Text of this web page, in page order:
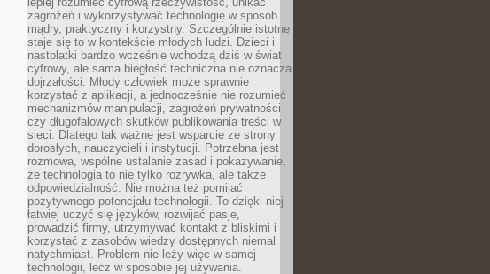
zagrożeń i wykorzystywać technologię w sposób
mądry, praktyczny i korzystny. Szczególnie istotne
staje się to w kontekście młodych ludzi. Dzieci i
nastolatki bardzo wcześnie wchodzą dziś w świat
cyfrowy, ale sama biegłość techniczna nie oznacza
dojrzałości. Młody człowiek może sprawnie
korzystać z aplikacji, a jednocześnie nie rozumieć
mechanizmów manipulacji, zagrożeń prywatności
czy długofalowych skutków publikowania treści w
sieci. Dlatego tak ważne jest wsparcie ze strony
dorosłych, nauczycieli i instytucji. Potrzebna jest
rozmowa, wspólne ustalanie zasad i pokazywanie,
że technologia to nie tylko rozrywka, ale także
odpowiedzialność. Nie można też pomijać
pozytywnego potencjału technologii. To dzięki niej
łatwiej uczyć się języków, rozwijać pasje,
prowadzić firmy, utrzymywać kontakt z bliskimi i
korzystać z zasobów wiedzy dostępnych niemal
natychmiast. Problem nie leży więc w samej
technologii, lecz w sposobie jej używania.